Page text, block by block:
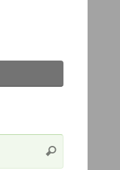
Szukaj